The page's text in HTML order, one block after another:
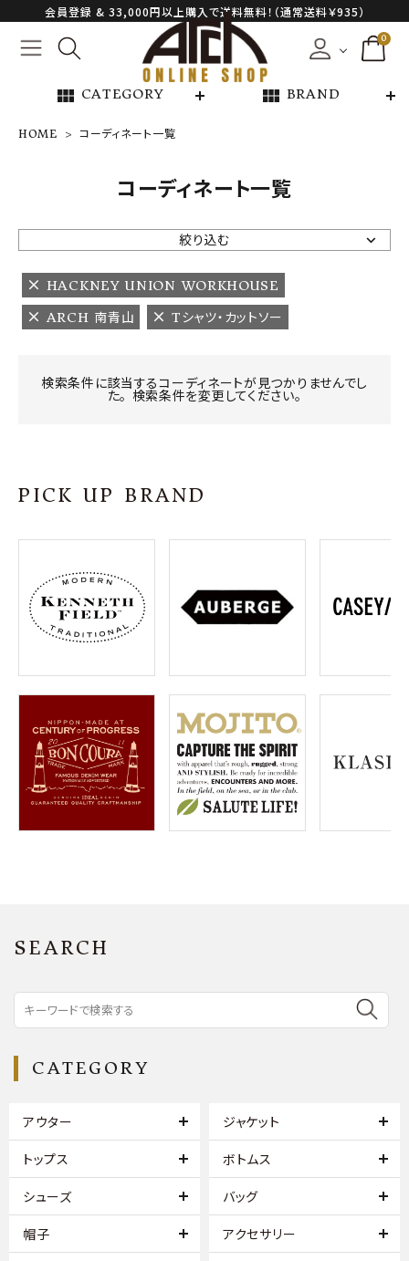
会員登録 & 33,000円以上購入で送料無料！（通常送料￥935）
0
view_module CATEGORY view_module BRAND
NEW ARRIVAL
ARCH EXCLUSIVE
BRAND
CATEGORY
プライバシーポリシー
特定商取引法について
お問い合わせ
OFFICIAL WEB SITE
meeting_room ログイン 会員登録
HOME コーディネート一覧
コーディネート一覧
絞り込む
HACKNEY UNION WORKHOUSE
ARCH 南青山
Tシャツ・カットソー
検索条件に該当するコーディネートが見つかりませんでし
た。 検索条件を変更してください。
PICK UP BRAND
SEARCH
CATEGORY
アウター ジャケット
トップス ボトムス
シューズ バッグ
帽子 アクセサリー